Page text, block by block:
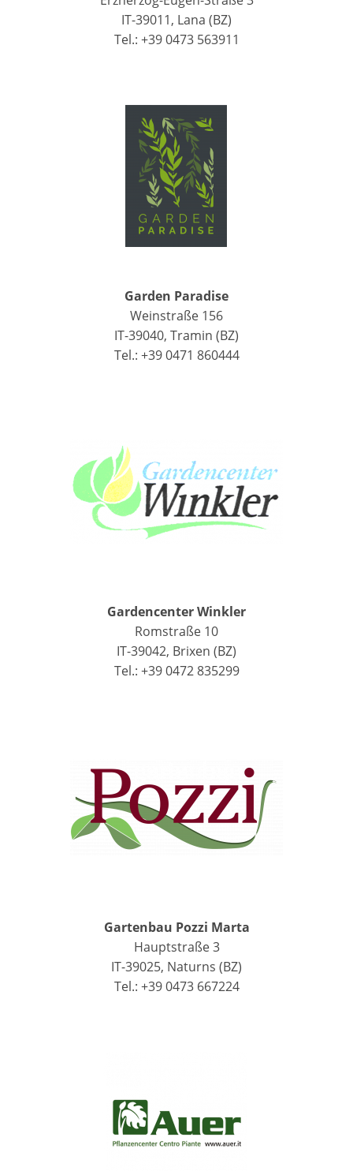
IT-39011, Lana (BZ)
Tel.: +39 0473 563911
Garden Paradise
Weinstraße 156
IT-39040, Tramin (BZ)
Tel.: +39 0471 860444
Gardencenter Winkler
Romstraße 10
IT-39042, Brixen (BZ)
Tel.: +39 0472 835299
Gartenbau Pozzi Marta
Hauptstraße 3
IT-39025, Naturns (BZ)
Tel.: +39 0473 667224